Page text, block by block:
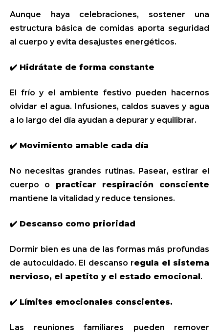
Aunque haya celebraciones, sostener una
estructura básica de comidas aporta seguridad
al cuerpo y evita desajustes energéticos.
✔️ Hidrátate de forma constante
El frío y el ambiente festivo pueden hacernos
olvidar el agua. Infusiones, caldos suaves y agua
a lo largo del día ayudan a depurar y equilibrar.
✔️ Movimiento amable cada día
No necesitas grandes rutinas. Pasear, estirar el
cuerpo o practicar respiración consciente
mantiene la vitalidad y reduce tensiones.
✔️ Descanso como prioridad
Dormir bien es una de las formas más profundas
de autocuidado. El descanso regula el sistema
nervioso, el apetito y el estado emocional.
✔️ Límites emocionales conscientes.
Las reuniones familiares pueden remover